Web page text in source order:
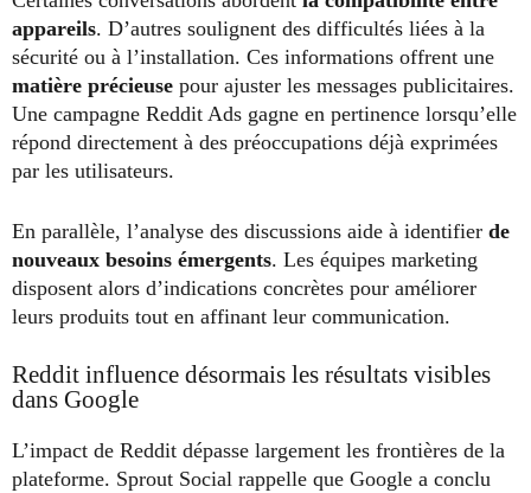
appareils. D’autres soulignent des difficultés liées à la
sécurité ou à l’installation. Ces informations offrent une
matière précieuse pour ajuster les messages publicitaires.
Une campagne Reddit Ads gagne en pertinence lorsqu’elle
répond directement à des préoccupations déjà exprimées
par les utilisateurs.
En parallèle, l’analyse des discussions aide à identifier de
nouveaux besoins émergents. Les équipes marketing
disposent alors d’indications concrètes pour améliorer
leurs produits tout en affinant leur communication.
Reddit influence désormais les résultats visibles
dans Google
L’impact de Reddit dépasse largement les frontières de la
plateforme. Sprout Social rappelle que Google a conclu